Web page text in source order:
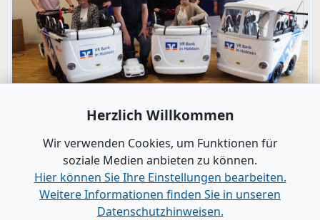
Engagement
VR Bank in Holstein macht KiTas mobil!
Alle Videos anzeigen
Herzlich Willkommen
Wir verwenden Cookies, um Funktionen für
soziale Medien anbieten zu können.
Hier können Sie Ihre Einstellungen bearbeiten.
Weitere Informationen finden Sie in unseren
Datenschutzhinweisen.